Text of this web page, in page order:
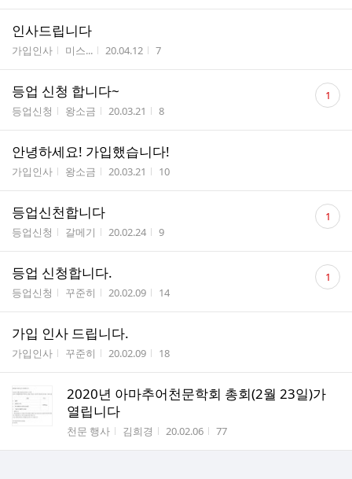
인사드립니다
게시판명
가입인사 작성자
미스... 작성시간
20.04.12 조회수
7
등업 신청 합니다~
게시판명
등업신청 작성자
왕소금 작성시간
20.03.21 조회수
8
댓
글 1
안녕하세요! 가입했습니다!
게시판명
가입인사 작성자
왕소금 작성시간
20.03.21 조회수
10
등업신천합니다
게시판명
등업신청 작성자
갈메기 작성시간
20.02.24 조회수
9
댓
글 1
등업 신청합니다.
게시판명
등업신청 작성자
꾸준히 작성시간
20.02.09 조회수
14
댓
글 1
가입 인사 드립니다.
게시판명
가입인사 작성자
꾸준히 작성시간
20.02.09 조회수
18
2020년 아마추어천문학회 총회(2월 23일)가
열립니다
게시판명
천문 행사 작성자
김희경 작성시간
20.02.06 조회수
77